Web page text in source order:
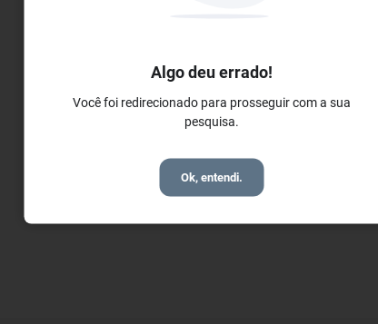
Algo deu errado!
Você foi redirecionado para prosseguir com a sua
pesquisa.
Ok, entendi.